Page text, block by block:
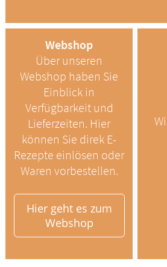
Webshop
Über unseren
Webshop haben Sie
Einblick in
Verfügbarkeit und
Lieferzeiten. Hier
können Sie direk E-
Rezepte einlösen oder
Waren vorbestellen.
Hier geht es zum
Webshop